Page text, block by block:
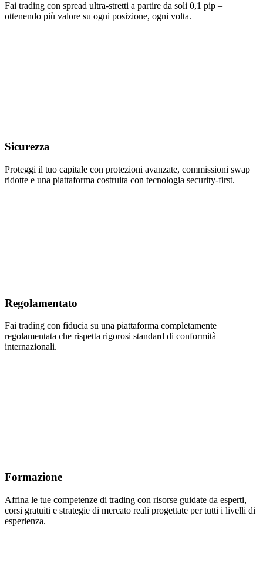
Fai trading con spread ultra-stretti a partire da soli 0,1 pip –
ottenendo più valore su ogni posizione, ogni volta.
Sicurezza
Proteggi il tuo capitale con protezioni avanzate, commissioni swap
ridotte e una piattaforma costruita con tecnologia security-first.
Regolamentato
Fai trading con fiducia su una piattaforma completamente
regolamentata che rispetta rigorosi standard di conformità
internazionali.
Formazione
Affina le tue competenze di trading con risorse guidate da esperti,
corsi gratuiti e strategie di mercato reali progettate per tutti i livelli di
esperienza.